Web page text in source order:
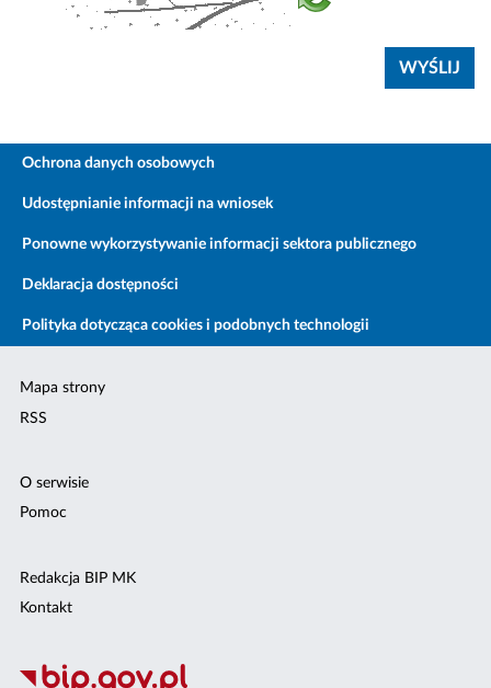
Ochrona danych osobowych
Udostępnianie informacji na wniosek
Ponowne wykorzystywanie informacji sektora publicznego
Deklaracja dostępności
Polityka dotycząca cookies i podobnych technologii
Mapa strony
RSS
O serwisie
Pomoc
Redakcja BIP MK
Kontakt